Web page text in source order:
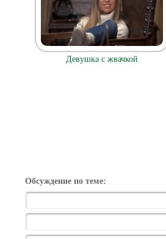
Девушка с жвачкой
Обсуждение по теме: